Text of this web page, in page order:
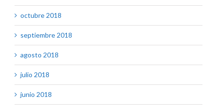
octubre 2018
septiembre 2018
agosto 2018
julio 2018
junio 2018